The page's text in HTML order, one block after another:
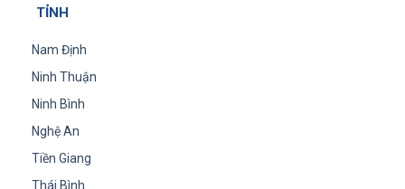
TỈNH
Nam Định
Ninh Thuận
Ninh Bình
Nghệ An
Tiền Giang
Thái Bình